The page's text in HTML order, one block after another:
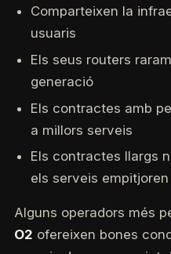
Comparteixen la
usuaris
Els seus routers
generació
Els contractes amb
a millors serveis
Els contractes llargs
els serveis empitjoren
Alguns operadors més
O2 ofereixen bones